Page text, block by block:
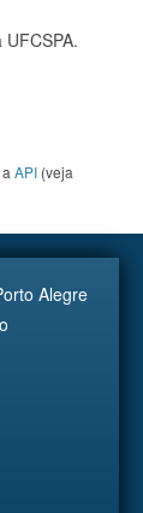
API (veja
Alegre